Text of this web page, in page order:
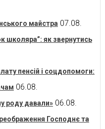
майстра 07.08.
школяра”: як звернутись
пенсій і соцдопомоги:
06.08.
роду давали» 06.08.
Господнє та